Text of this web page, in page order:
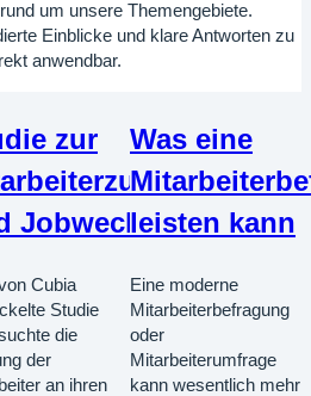
um unsere Themengebiete.
Einblicke und klare Antworten zu
anwendbar.
zur
Jobwechsel
Cubia
Studie
die
der
an ihren
Was eine
leisten kann
Eine moderne
Mitarbeiterbefragung
oder
Mitarbeiterumfrage
kann wesentlich mehr